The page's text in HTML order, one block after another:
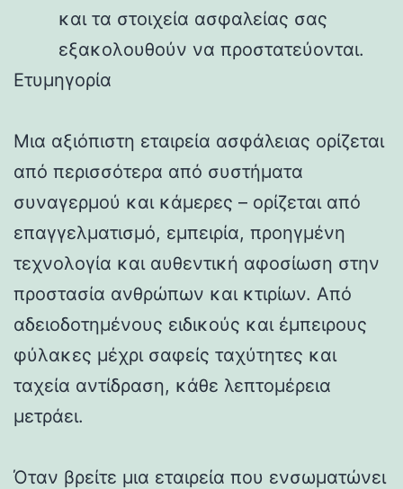
και τα στοιχεία ασφαλείας σας
εξακολουθούν να προστατεύονται.
Ετυμηγορία
Μια αξιόπιστη εταιρεία ασφάλειας ορίζεται
από περισσότερα από συστήματα
συναγερμού και κάμερες – ορίζεται από
επαγγελματισμό, εμπειρία, προηγμένη
τεχνολογία και αυθεντική αφοσίωση στην
προστασία ανθρώπων και κτιρίων. Από
αδειοδοτημένους ειδικούς και έμπειρους
φύλακες μέχρι σαφείς ταχύτητες και
ταχεία αντίδραση, κάθε λεπτομέρεια
μετράει.
Όταν βρείτε μια εταιρεία που ενσωματώνει